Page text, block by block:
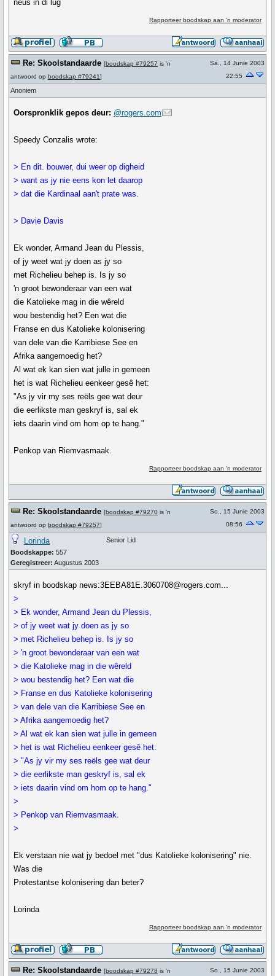
neus in di lug
Rapporteer boodskap aan 'n moderator
Re: Skoolstandaarde [boodskap #79257 is 'n
antwoord op boodskap #79241]
Sa., 14 Junie 2003
22:55
Anoniem
Oorspronklik gepos deur: @rogers.com
Speedy Conzalis wrote:
> En dit. bouwer, dui weer op digheid
> want as jy nie eens kon let daarop
> dat die Kardinaal aan't prate was.
> Davie Davis
Ek wonder, Armand Jean du Plessis,
of jy weet wat jy doen as jy so
met Richelieu behep is. Is jy so
'n groot bewonderaar van een wat
die Katolieke mag in die wêreld
wou bestendig het? Een wat die
Franse en dus Katolieke kolonisering
van dele van die Karribiese See en
Afrika aangemoedig het?
Al wat ek kan sien wat julle in gemeen
het is wat Richelieu eenkeer gesê het:
"As jy vir my ses reëls gee wat deur
die eerlikste man geskryf is, sal ek
iets daarin vind om hom op te hang."
Penkop van Riemvasmaak.
Rapporteer boodskap aan 'n moderator
Re: Skoolstandaarde [boodskap #79270 is 'n
antwoord op boodskap #79257]
So., 15 Junie 2003
08:56
Lorinda
Boodskappe: 557
Geregistreer: Augustus 2003
Senior Lid
skryf in boodskap news:3EEBA81E.3060708@rogers.com...
>
> Ek wonder, Armand Jean du Plessis,
> of jy weet wat jy doen as jy so
> met Richelieu behep is. Is jy so
> 'n groot bewonderaar van een wat
> die Katolieke mag in die wêreld
> wou bestendig het? Een wat die
> Franse en dus Katolieke kolonisering
> van dele van die Karribiese See en
> Afrika aangemoedig het?
> Al wat ek kan sien wat julle in gemeen
> het is wat Richelieu eenkeer gesê het:
> "As jy vir my ses reëls gee wat deur
> die eerlikste man geskryf is, sal ek
> iets daarin vind om hom op te hang."
>
> Penkop van Riemvasmaak.
>
Ek verstaan nie wat jy bedoel met "dus Katolieke kolonisering" nie.
Was die
Protestantse kolonisering dan beter?
Lorinda
Rapporteer boodskap aan 'n moderator
Re: Skoolstandaarde [boodskap #79278 is 'n
So., 15 Junie 2003